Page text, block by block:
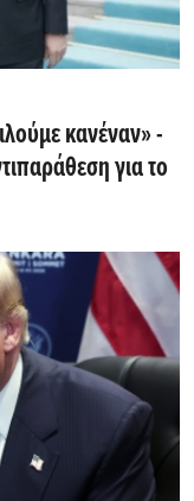
κανέναν» -
για το